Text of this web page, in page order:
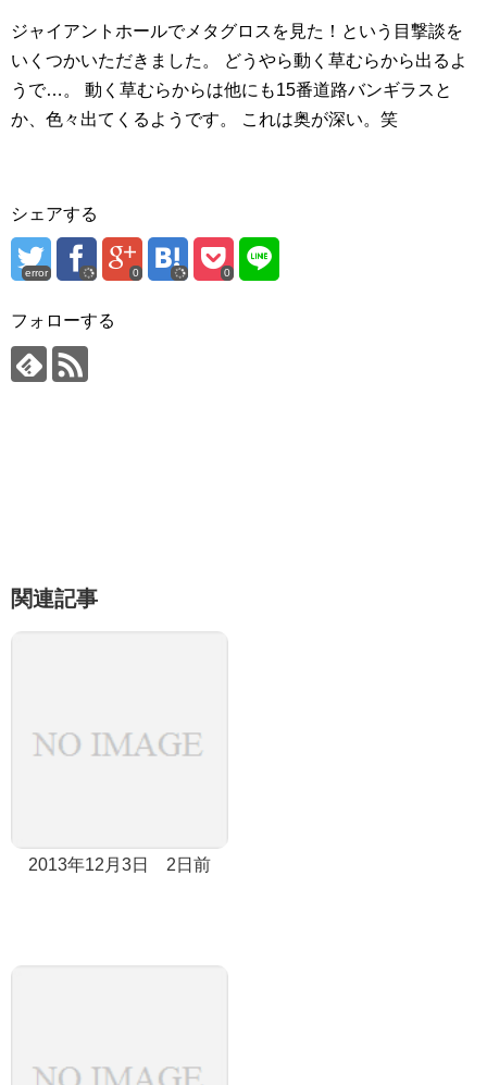
ジャイアントホールでメタグロスを見た！という目撃談を
いくつかいただきました。
どうやら動く草むらから出るよ
うで…。
動く草むらからは他にも15番道路バンギラスと
か、色々出てくるようです。
これは奥が深い。笑
シェアする
error 0 0
フォローする
関連記事
2013年12月3日 2日前